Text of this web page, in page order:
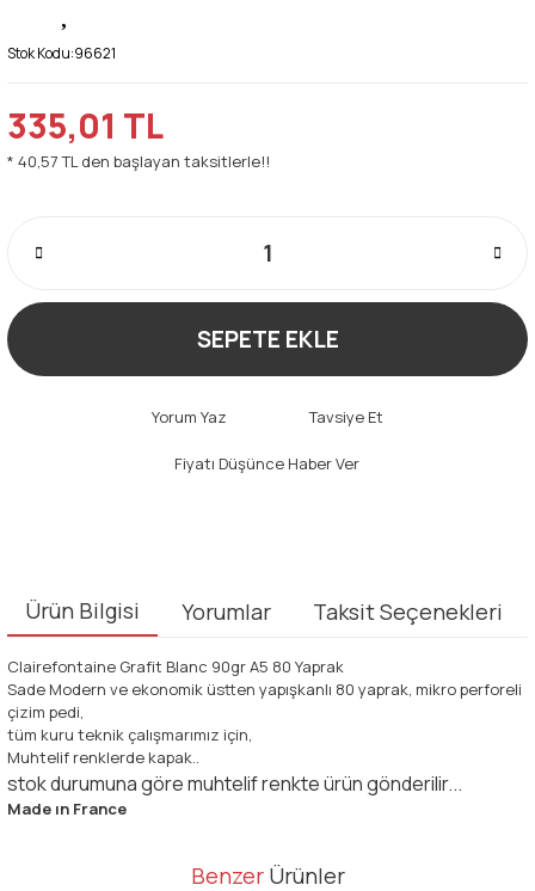
Stok Kodu:96621
335,01 TL
* 40,57 TL den başlayan taksitlerle!!
SEPETE EKLE
Yorum Yaz Tavsiye Et
Fiyatı Düşünce Haber Ver
Ürün Bilgisi Yorumlar Taksit Seçenekleri
Clairefontaine Grafit Blanc 90gr A5 80 Yaprak
Sade Modern ve ekonomik üstten yapışkanlı 80 yaprak, mikro perforeli
çizim pedi,
tüm kuru teknik çalışmarımız için,
Muhtelif renklerde kapak..
stok durumuna göre muhtelif renkte ürün gönderilir...
Made ın France
Bu ürünün fiyat bilgisi, resim, ürün açıklamalarında ve diğer
Benzer Ürünler